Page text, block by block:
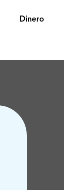
Dinero